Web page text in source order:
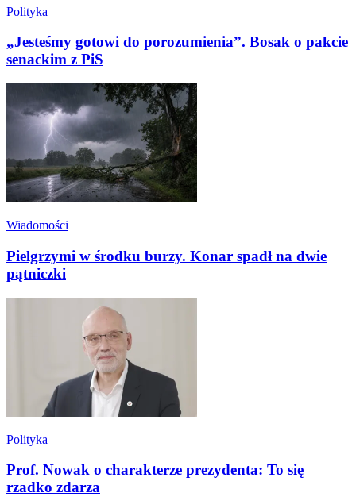
Polityka
„Jesteśmy gotowi do porozumienia”. Bosak o pakcie
senackim z PiS
Wiadomości
Pielgrzymi w środku burzy. Konar spadł na dwie
pątniczki
Polityka
Prof. Nowak o charakterze prezydenta: To się
rzadko zdarza